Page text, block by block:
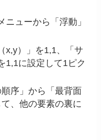
ューから「浮動」
x,y）」を1,1、「サ
1,1に設定して1ピク
序」から「最背面
、他の要素の裏に